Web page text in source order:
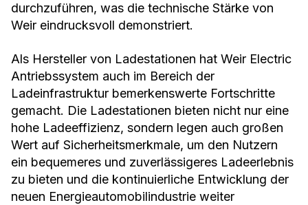
durchzuführen, was die technische Stärke von
Weir eindrucksvoll demonstriert.
Als Hersteller von Ladestationen hat Weir Electric
Antriebssystem auch im Bereich der
Ladeinfrastruktur bemerkenswerte Fortschritte
gemacht. Die Ladestationen bieten nicht nur eine
hohe Ladeeffizienz, sondern legen auch großen
Wert auf Sicherheitsmerkmale, um den Nutzern
ein bequemeres und zuverlässigeres Ladeerlebnis
zu bieten und die kontinuierliche Entwicklung der
neuen Energieautomobilindustrie weiter